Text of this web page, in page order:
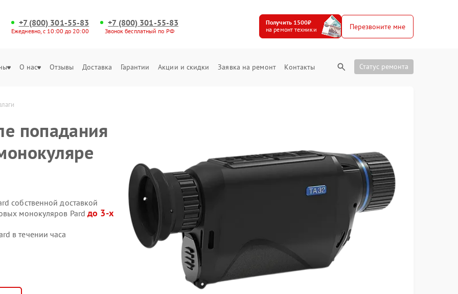
+7 (800) 301-55-83
Ежедневно, с 10:00 до 20:00
+7 (800) 301-55-83
Звонок бесплатный по РФ
Получить 1500₽
на ремонт техники
Перезвоните мне
О нас Отзывы Доставка Гарантии Акции и скидки Заявка на ремонт Контакты Статус ремонта
попадания
собственной доставкой
монокуляров Pardдо 3-х
в течении часа